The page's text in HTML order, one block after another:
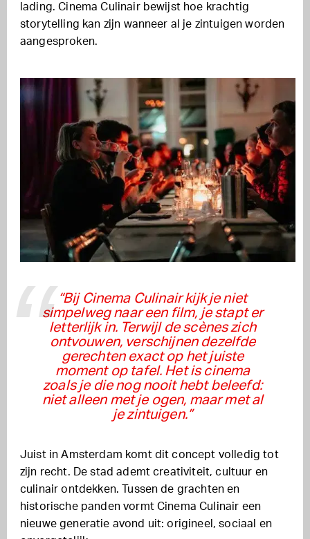
lading. Cinema Culinair bewijst hoe krachtig
storytelling kan zijn wanneer al je zintuigen worden
aangesproken.
“Bij Cinema Culinair kijk je niet
simpelweg naar een film, je stapt er
letterlijk in. Terwijl de scènes zich
ontvouwen, verschijnen dezelfde
gerechten exact op het juiste
moment op tafel. Het is cinema
zoals je die nog nooit hebt beleefd:
niet alleen met je ogen, maar met al
je zintuigen.”
Juist in Amsterdam komt dit concept volledig tot
zijn recht. De stad ademt creativiteit, cultuur en
culinair ontdekken. Tussen de grachten en
historische panden vormt Cinema Culinair een
nieuwe generatie avond uit: origineel, sociaal en